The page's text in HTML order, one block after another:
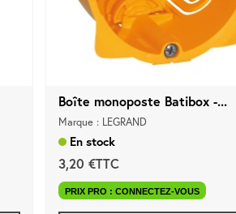
Boîte monoposte Batibox -...
Marque : LEGRAND
En stock
3,20 €TTC
PRIX PRO : CONNECTEZ-VOUS